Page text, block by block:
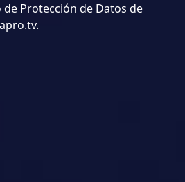
Protección de Datos de
.